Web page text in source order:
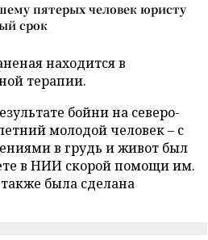
пятерых человек юристу
срок
находится в
терапии.
бойни на северо-
молодой человек – с
в грудь и живот был
в НИИ скорой помощи им.
была сделана